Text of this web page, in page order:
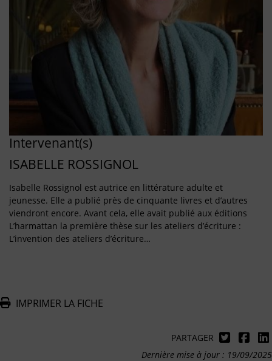
Intervenant(s)
ISABELLE ROSSIGNOL
Isabelle Rossignol est autrice en littérature adulte et
jeunesse. Elle a publié près de cinquante livres et d’autres
viendront encore. Avant cela, elle avait publié aux éditions
L’harmattan la première thèse sur les ateliers d’écriture :
L’invention des ateliers d’écriture…
IMPRIMER LA FICHE
PARTAGER
Dernière mise à jour : 19/09/2025